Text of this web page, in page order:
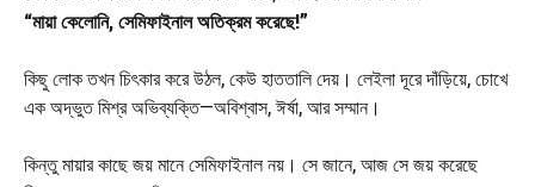
“মায়া কেলোনি, সেমিফাইনাল অতিক্রম করেছে!”
কিছু লোক তখন চিৎকার করে উঠল, কেউ হাততালি দেয়। লেইলা দূরে দাঁড়িয়ে, চোখে
এক অদ্ভুত মিশ্র অভিব্যক্তি—অবিশ্বাস, ঈর্ষা, আর সম্মান।
কিন্তু মায়ার কাছে জয় মানে সেমিফাইনাল নয়। সে জানে, আজ সে জয় করেছে